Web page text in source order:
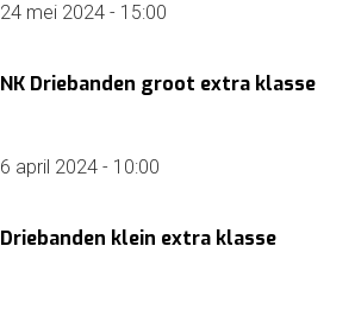
24 mei 2024 - 15:00
NK Driebanden groot extra klasse
6 april 2024 - 10:00
Driebanden klein extra klasse